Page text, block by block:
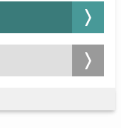
Grillen in der
ist. Neben dem